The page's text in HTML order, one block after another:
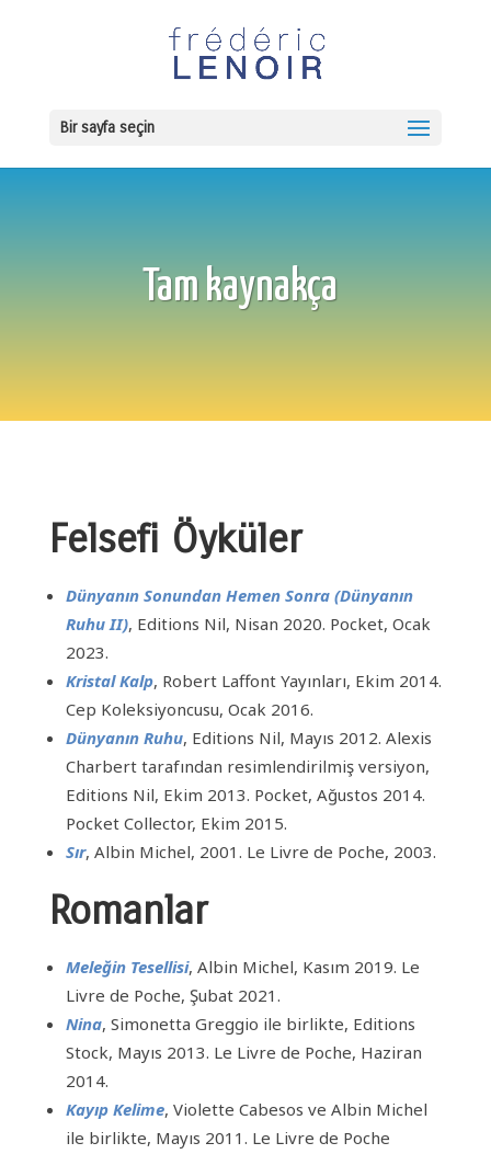
Bir sayfa seçin
Tam kaynakça
Felsefi Öyküler
Dünyanın Sonundan Hemen Sonra (Dünyanın
Ruhu II), Editions Nil, Nisan 2020. Pocket, Ocak
2023.
Kristal Kalp, Robert Laffont Yayınları, Ekim 2014.
Cep Koleksiyoncusu, Ocak 2016.
Dünyanın Ruhu, Editions Nil, Mayıs 2012. Alexis
Charbert tarafından resimlendirilmiş versiyon,
Editions Nil, Ekim 2013. Pocket, Ağustos 2014.
Pocket Collector, Ekim 2015.
Sır, Albin Michel, 2001. Le Livre de Poche, 2003.
Romanlar
Meleğin Tesellisi, Albin Michel, Kasım 2019. Le
Livre de Poche, Şubat 2021.
Nina, Simonetta Greggio ile birlikte, Editions
Stock, Mayıs 2013. Le Livre de Poche, Haziran
2014.
KayıpKelime, Violette Cabesos ve Albin Michel
ile birlikte, Mayıs 2011. Le Livre de Poche